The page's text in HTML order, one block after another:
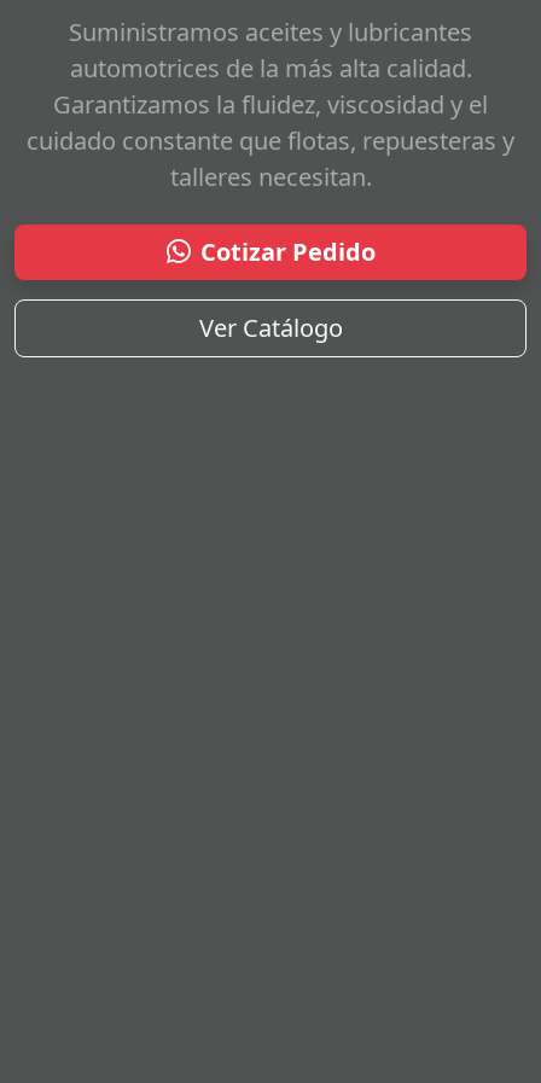
Suministramos aceites y lubricantes
automotrices de la más alta calidad.
Garantizamos la fluidez, viscosidad y el
cuidado constante que flotas, repuesteras y
talleres necesitan.
Cotizar Pedido
Ver Catálogo